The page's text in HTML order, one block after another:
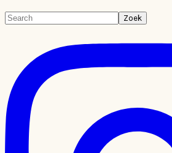
Primaire
Search